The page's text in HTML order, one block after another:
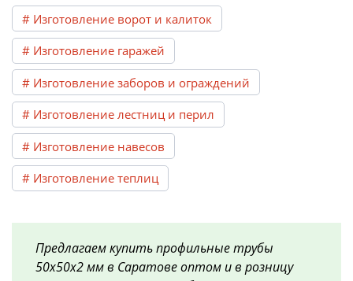
# Изготовление ворот и калиток
# Изготовление гаражей
# Изготовление заборов и ограждений
# Изготовление лестниц и перил
# Изготовление навесов
# Изготовление теплиц
Предлагаем купить профильные трубы
50х50х2 мм в Саратове оптом и в розницу